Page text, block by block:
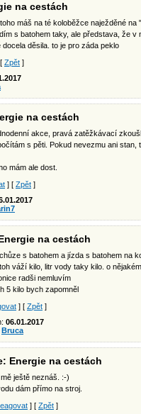
na cestách
máš na té koloběžce naježděné
s batohem taky, ale představa, že v
docela děsila. to je pro záda peklo
Zpět ]
na cestách
akce, pravá zatěžkávací
s pěti. Pokud nevezmu ani stan,
mám ale dost.
] [ Zpět ]
na cestách
s batohem a jízda s batohem na
váží kilo, litr vody taky kilo. o
radši nemluvím
5 kilo bych zapomněl
] [ Zpět ]
06.01.2017
Bruca
Energie na cestách
ještě neznáš. :-)
dám přímo na stroj.
] [ Zpět ]